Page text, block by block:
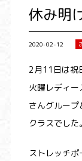
休み明
2020-02-12
2月11日は祝
火曜レディ
さんグルー
クラスでした。
ストレッチポ